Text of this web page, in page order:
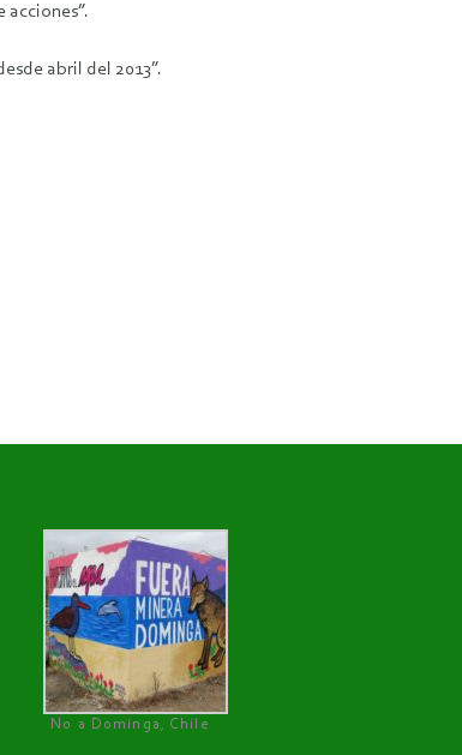
abril del 2013”.
No a Dominga, Chile